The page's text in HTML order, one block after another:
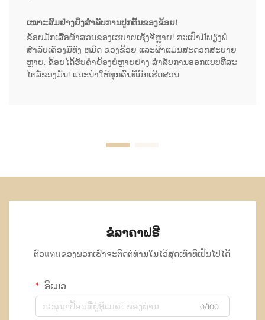
ເໝາະສົມຢ່າງຍິ່ງສຳລັບການປູກຕົ້ນຂອງຂ້ອຍ!
ຂ້ອຍມັກເສື້ອຜ້າສວນຂອງເຮບາຍເຊັງຈີຫຼາຍ! ກະເປົາມີພຽງພໍ
ສໍາລັບເຄື່ອງມືທັງ ຫມົດ ຂອງຂ້ອຍ ແລະຜ້າແມ່ນສະດວກສະບາຍ
ຫຼາຍ. ຂ້ອຍໄດ້ຮັບຄໍາຍ້ອງຍໍຫຼາຍຢ່າງ ສໍາລັບການອອກແບບທີ່ສະ
ໄຕລ໌ຂອງມັນ! ແນະນໍາໃຫ້ທຸກຄົນທີ່ມັກເຮັດສວນ
ຂໍລາຄາຟຣີ
ຕົວแทนຂອງພວກເຮົາຈະຕິດຕໍ່ທ່ານໃນໄວ້ສຸດເທົ່າທີ່ເປັນໄປໄດ້.
ອີເມວ
0/100